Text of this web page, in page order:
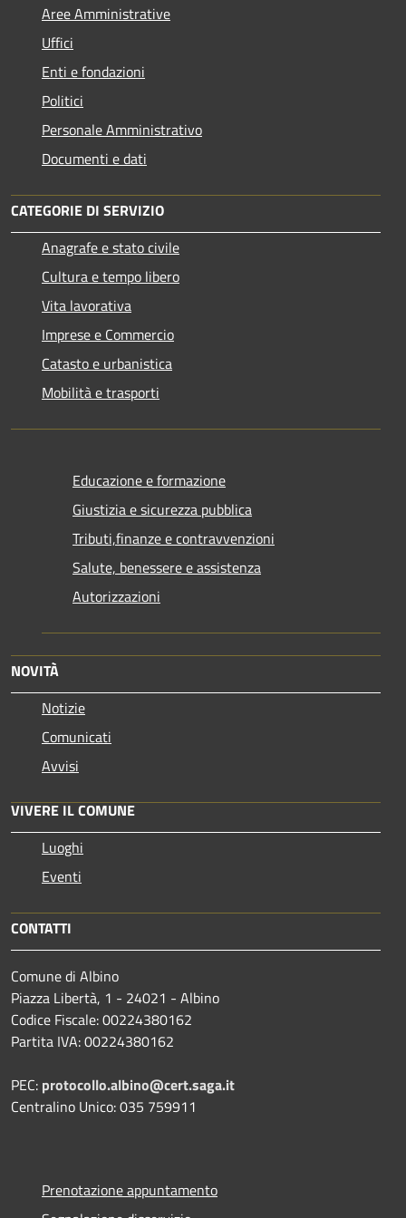
Aree Amministrative
Uffici
Enti e fondazioni
Politici
Personale Amministrativo
Documenti e dati
CATEGORIE DI SERVIZIO
Anagrafe e stato civile
Cultura e tempo libero
Vita lavorativa
Imprese e Commercio
Catasto e urbanistica
Mobilità e trasporti
Educazione e formazione
Giustizia e sicurezza pubblica
Tributi,finanze e contravvenzioni
Salute, benessere e assistenza
Autorizzazioni
NOVITÀ
Notizie
Comunicati
Avvisi
VIVERE IL COMUNE
Luoghi
Eventi
CONTATTI
Comune di Albino
Piazza Libertà, 1 - 24021 - Albino
Codice Fiscale: 00224380162
Partita IVA: 00224380162
PEC: protocollo.albino@cert.saga.it
Centralino Unico: 035 759911
Prenotazione appuntamento